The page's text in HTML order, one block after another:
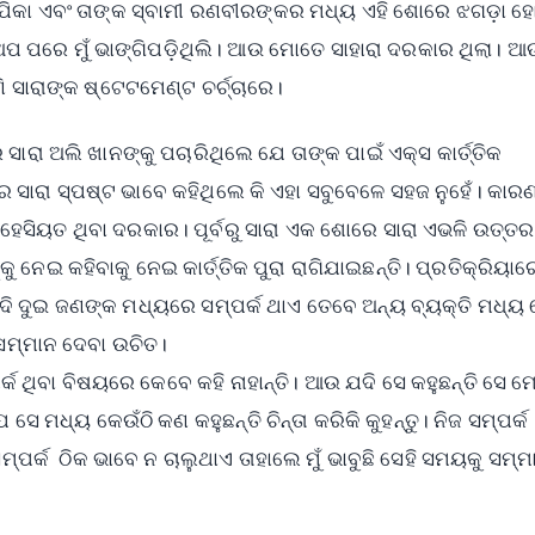
ଏବଂ ତାଙ୍କ ସ୍ବାମୀ ରଣବୀରଙ୍କର ମଧ୍ୟ ଏହି ଶୋରେ ଝଗଡ଼ା
ପରେ ମୁଁ ଭାଙ୍ଗିପଡ଼ିଥିଲି। ଆଉ ମୋତେ ସାହାରା ଦରକାର ଥିଲା।
ଷ୍ଟେଟମେଣ୍ଟ ଚର୍ଚ୍ଚାରେ।
ଅଲି ଖାନଙ୍କୁ ପଚାରିଥିଲେ ଯେ ତାଙ୍କ ପାଇଁ ଏକ୍ସ କାର୍ତ୍ତିକ
ସ୍ପଷ୍ଟ ଭାବେ କହିଥିଲେ କି ଏହା ସବୁବେଳେ ସହଜ ନୁହେଁ।
ଥିବା ଦରକାର। ପୂର୍ବରୁ ସାରା ଏକ ଶୋରେ ସାରା ଏଭଳି ଉତ୍ତର
କହିବାକୁ ନେଇ କାର୍ତ୍ତିକ ପୁରା ରାଗିଯାଇଛନ୍ତି।
ଦୁଇ ଜଣଙ୍କ ମଧ୍ୟରେ ସମ୍ପର୍କ ଥାଏ ତେବେ ଅନ୍ୟ ବ୍ୟକ୍ତି ମଧ୍ୟ
ଦେବା ଉଚିତ।
ଥିବା ବିଷୟରେ କେବେ କହି ନାହାନ୍ତି। ଆଉ ଯଦି ସେ କହୁଛନ୍ତି ସେ
ସେ ମଧ୍ୟ କେଉଁଠି କଣ କହୁଛନ୍ତି ଚିନ୍ତା କରିକି କୁହନ୍ତୁ। ନିଜ ସମ୍ପର୍କ
ଠିକ ଭାବେ ନ ଚାଲୁଥାଏ ତାହାଲେ ମୁଁ ଭାବୁଛି ସେହି ସମୟକୁ